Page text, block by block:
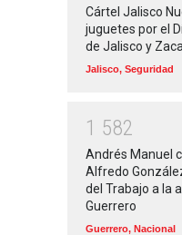
Cártel Jalisco
juguetes por el
de Jalisco y
Jalisco, Seguridad
1 582
Andrés Manuel
Alfredo
del Trabajo a la
Guerrero
Guerrero, Nacional